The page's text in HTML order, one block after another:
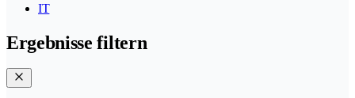
IT
Ergebnisse filtern